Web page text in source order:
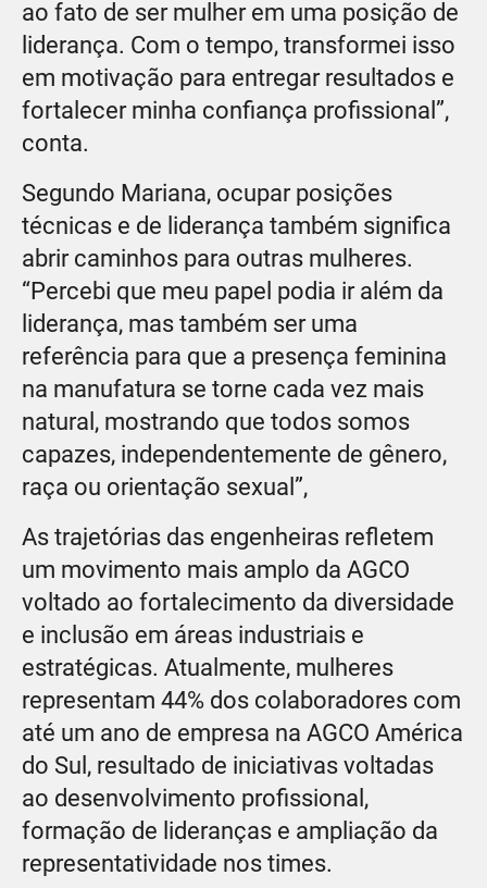
ao fato de ser mulher em uma posição de
liderança. Com o tempo, transformei isso
em motivação para entregar resultados e
fortalecer minha confiança profissional”,
conta.
Segundo Mariana, ocupar posições
técnicas e de liderança também significa
abrir caminhos para outras mulheres.
“Percebi que meu papel podia ir além da
liderança, mas também ser uma
referência para que a presença feminina
na manufatura se torne cada vez mais
natural, mostrando que todos somos
capazes, independentemente de gênero,
raça ou orientação sexual”,
As trajetórias das engenheiras refletem
um movimento mais amplo da AGCO
voltado ao fortalecimento da diversidade
e inclusão em áreas industriais e
estratégicas. Atualmente, mulheres
representam 44% dos colaboradores com
até um ano de empresa na AGCO América
do Sul, resultado de iniciativas voltadas
ao desenvolvimento profissional,
formação de lideranças e ampliação da
representatividade nos times.